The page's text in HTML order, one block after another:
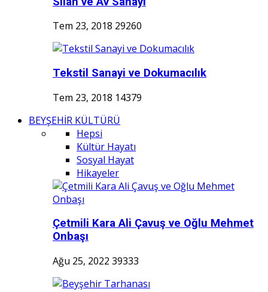
Tem 23, 2018 29260
Tekstil Sanayi ve Dokumacılık
Tem 23, 2018 14379
BEYŞEHİR KÜLTÜRÜ
Hepsi
Kültür Hayatı
Sosyal Hayat
Hikayeler
Çetmili Kara Ali Çavuş ve Oğlu Mehmet
Onbaşı
Ağu 25, 2022 39333